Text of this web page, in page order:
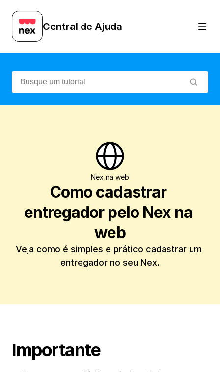
Central de Ajuda
Nex na web
Como cadastrar
entregador pelo Nex na
web
Veja como é simples e prático cadastrar um
entregador no seu Nex.
Importante